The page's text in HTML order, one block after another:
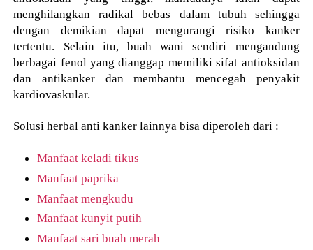
menghilangkan radikal bebas dalam tubuh sehingga
dengan demikian dapat mengurangi risiko kanker
tertentu. Selain itu, buah wani sendiri mengandung
berbagai fenol yang dianggap memiliki sifat antioksidan
dan antikanker dan membantu mencegah penyakit
kardiovaskular.
Solusi herbal anti kanker lainnya bisa diperoleh dari :
Manfaat keladi tikus
Manfaat paprika
Manfaat mengkudu
Manfaat kunyit putih
Manfaat sari buah merah